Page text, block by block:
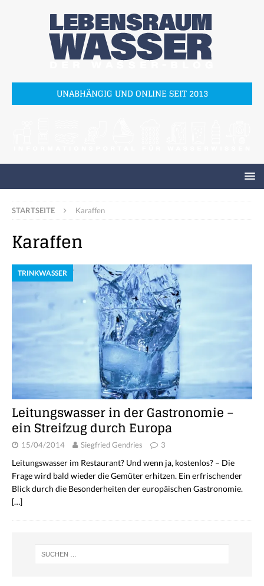
UNABHÄNGIG UND ONLINE SEIT 2013
STARTSEITE Karaffen
Karaffen
TRINKWASSER
Leitungswasser in der Gastronomie –
ein Streifzug durch Europa
15/04/2014 Siegfried Gendries 3
Leitungswasser im Restaurant? Und wenn ja, kostenlos? – Die
Frage wird bald wieder die Gemüter erhitzen. Ein erfrischender
Blick durch die Besonderheiten der europäischen Gastronomie.
[…]